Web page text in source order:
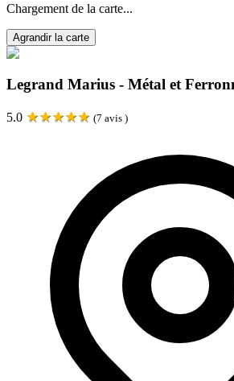
Chargement de la carte...
Agrandir la carte
Legrand Marius - Métal et
5.0 ★★★★★ (7 avis )